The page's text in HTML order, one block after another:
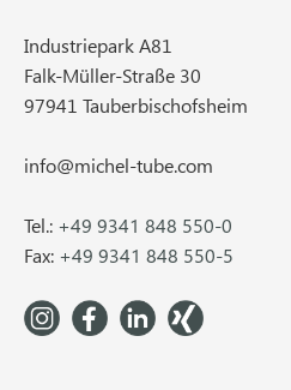
Industriepark A81
Falk-Müller-Straße 30
97941 Tauberbischofsheim
info@michel-tube.com
Tel.: +49 9341 848 550-0
Fax: +49 9341 848 550-5